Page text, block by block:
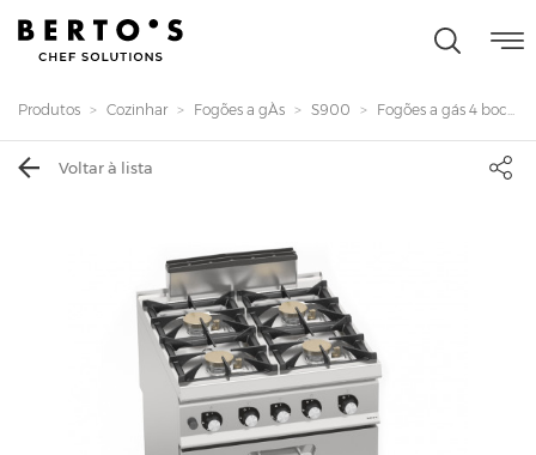
Produtos Cozinhar Fogões a gÀs S900 Fogões a gás 4 boc...
Voltar à lista